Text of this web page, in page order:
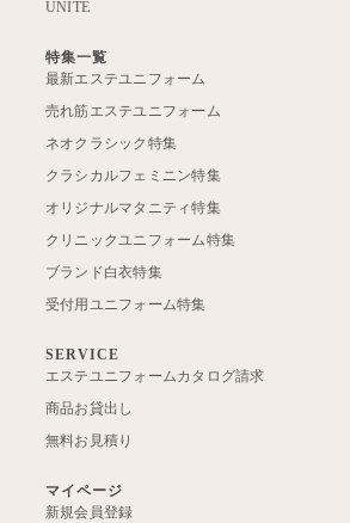
UNITE
特集一覧
最新エステユニフォーム
売れ筋エステユニフォーム
ネオクラシック特集
クラシカルフェミニン特集
オリジナルマタニティ特集
クリニックユニフォーム特集
ブランド白衣特集
受付用ユニフォーム特集
SERVICE
エステユニフォームカタログ請求
商品お貸出し
無料お見積り
マイページ
新規会員登録